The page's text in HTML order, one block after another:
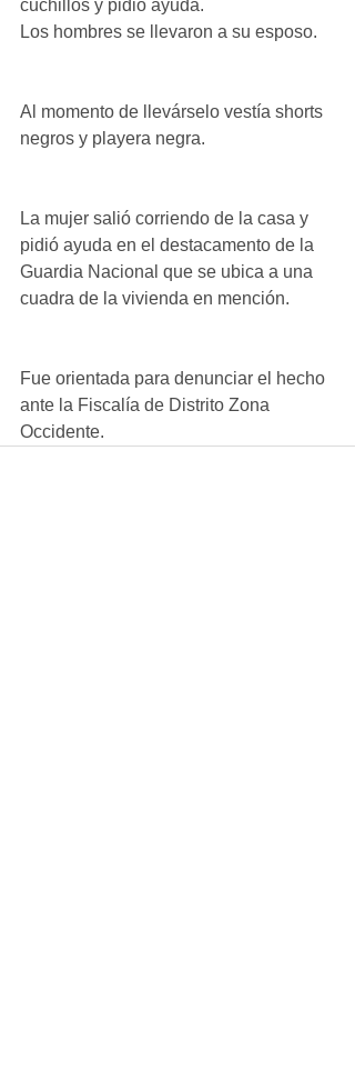
cuchillos y pidió ayuda.
Los hombres se llevaron a su esposo.
Al momento de llevárselo vestía shorts
negros y playera negra.
La mujer salió corriendo de la casa y
pidió ayuda en el destacamento de la
Guardia Nacional que se ubica a una
cuadra de la vivienda en mención.
Fue orientada para denunciar el hecho
ante la Fiscalía de Distrito Zona
Occidente.